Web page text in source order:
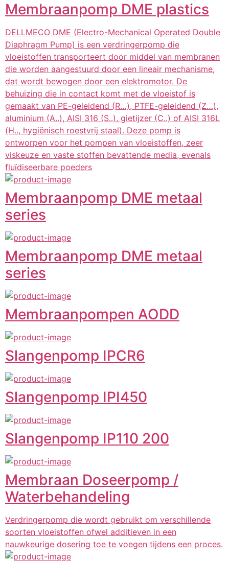
Membraanpomp DME plastics
DELLMECO DME (Electro-Mechanical Operated Double
Diaphragm Pump) is een verdringerpomp die
vloeistoffen transporteert door middel van membranen
die worden aangestuurd door een lineair mechanisme,
dat wordt bewogen door een elektromotor. De
behuizing die in contact komt met de vloeistof is
gemaakt van PE-geleidend (R…), PTFE-geleidend (Z…),
aluminium (A..), AISI 316 (S..), gietijzer (C..) of AISI 316L
(H.., hygiënisch roestvrij staal). Deze pomp is
ontworpen voor het pompen van vloeistoffen, zeer
viskeuze en vaste stoffen bevattende media, evenals
fluïdiseerbare poeders
Membraanpomp DME metaal
series
Membraanpomp DME metaal
series
Membraanpompen AODD
Slangenpomp IPCR6
Slangenpomp IPI450
Slangenpomp IP110 200
Membraan Doseerpomp /
Waterbehandeling
Verdringerpomp die wordt gebruikt om verschillende
soorten vloeistoffen ofwel additieven in een
nauwkeurige dosering toe te voegen tijdens een proces.